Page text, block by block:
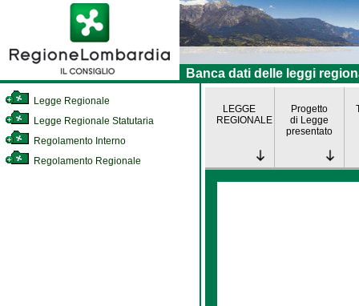
Banca dati delle leggi
Legge Regionale
Legge Regionale Statutaria
Regolamento Interno
Regolamento Regionale
LEGGE
REGIONALE
Progetto
di Legge
presentato